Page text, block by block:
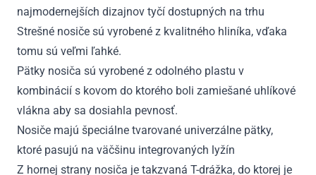
najmodernejších dizajnov tyčí dostupných na trhu
Strešné nosiče sú vyrobené z kvalitného hliníka, vďaka
tomu sú veľmi ľahké.
Pätky nosiča sú vyrobené z odolného plastu v
kombinácií s kovom do ktorého boli zamiešané uhlíkové
vlákna aby sa dosiahla pevnosť.
Nosiče majú špeciálne tvarované univerzálne pätky,
ktoré pasujú na väčšinu integrovaných lyžín
Z hornej strany nosiča je takzvaná T-drážka, do ktorej je